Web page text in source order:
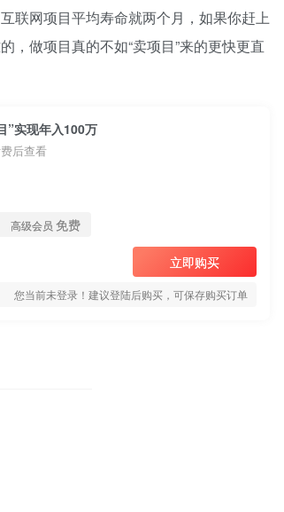
联网项目平均寿命就两个月，如果你赶上
，做项目真的不如“卖项目”来的更快更直
”实现年入100万
后查看
高级会员 免费
立即购买
您当前未登录！建议登陆后购买，可保存购买订单